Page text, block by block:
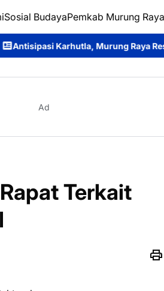
Sosial BudayaPemkab Murung Raya
Murung Raya Resmi Berlakukan
Ad
Terkait